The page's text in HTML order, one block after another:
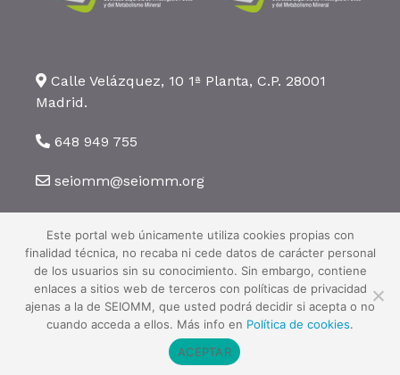
Calle Velázquez, 10 1ª Planta, C.P. 28001
Madrid.
648 949 755
seiomm@seiomm.org
©2026 SEIOMM. Todos los derechos reservados ·Aviso legal·Política
de privacidad ·Política de cookies
Este portal web únicamente utiliza cookies propias con
finalidad técnica, no recaba ni cede datos de carácter personal
de los usuarios sin su conocimiento. Sin embargo, contiene
enlaces a sitios web de terceros con políticas de privacidad
ajenas a la de SEIOMM, que usted podrá decidir si acepta o no
cuando acceda a ellos. Más info en Política de cookies.
ACEPTAR